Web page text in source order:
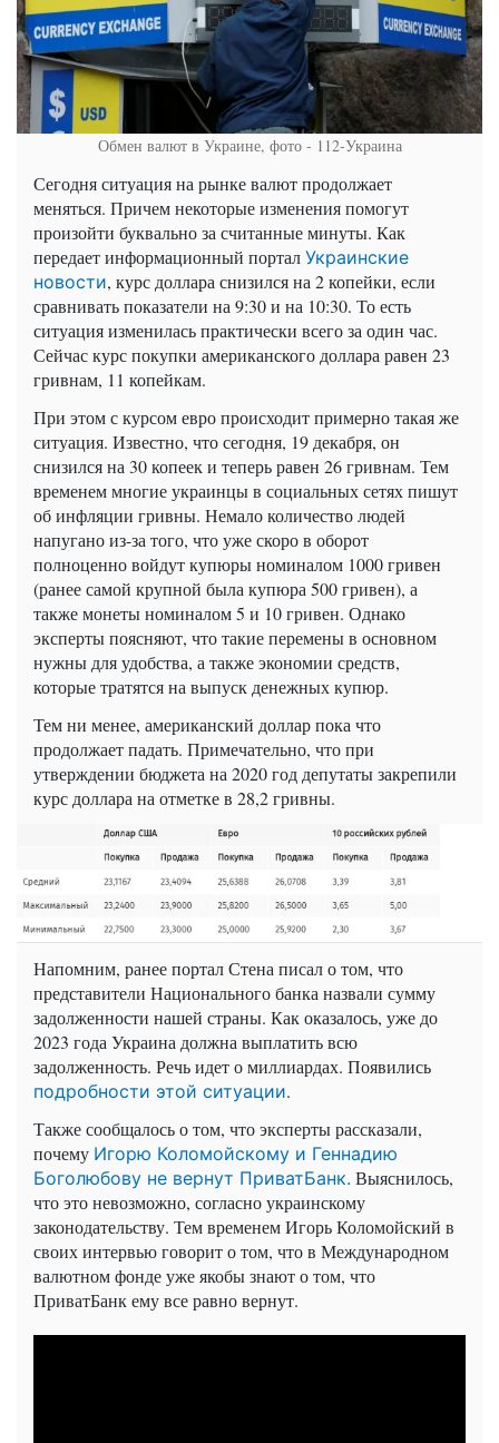
Обмен валют в Украине, фото - 112-Украина
Сегодня ситуация на рынке валют продолжает
меняться. Причем некоторые изменения помогут
произойти буквально за считанные минуты. Как
передает информационный портал Украинские
новости, курс доллара снизился на 2 копейки, если
сравнивать показатели на 9:30 и на 10:30. То есть
ситуация изменилась практически всего за один час.
Сейчас курс покупки американского доллара равен 23
гривнам, 11 копейкам.
При этом с курсом евро происходит примерно такая же
ситуация. Известно, что сегодня, 19 декабря, он
снизился на 30 копеек и теперь равен 26 гривнам. Тем
временем многие украинцы в социальных сетях пишут
об инфляции гривны. Немало количество людей
напугано из-за того, что уже скоро в оборот
полноценно войдут купюры номиналом 1000 гривен
(ранее самой крупной была купюра 500 гривен), а
также монеты номиналом 5 и 10 гривен. Однако
эксперты поясняют, что такие перемены в основном
нужны для удобства, а также экономии средств,
которые тратятся на выпуск денежных купюр.
Тем ни менее, американский доллар пока что
продолжает падать. Примечательно, что при
утверждении бюджета на 2020 год депутаты закрепили
курс доллара на отметке в 28,2 гривны.
Напомним, ранее портал Стена писал о том, что
представители Национального банка назвали сумму
задолженности нашей страны. Как оказалось, уже до
2023 года Украина должна выплатить всю
задолженность. Речь идет о миллиардах. Появились
подробности этой ситуации.
Также сообщалось о том, что эксперты рассказали,
почему Игорю Коломойскому и Геннадию
Боголюбову не вернут ПриватБанк. Выяснилось,
что это невозможно, согласно украинскому
законодательству. Тем временем Игорь Коломойский в
своих интервью говорит о том, что в Международном
валютном фонде уже якобы знают о том, что
ПриватБанк ему все равно вернут.